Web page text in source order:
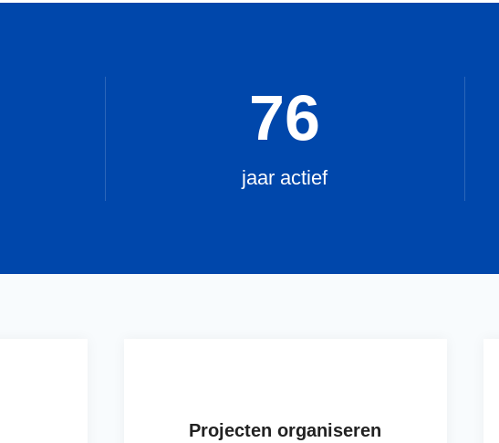
76
jaar actief
Projecten organiseren